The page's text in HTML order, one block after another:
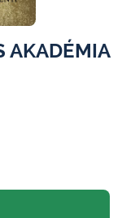
AKADÉMIA